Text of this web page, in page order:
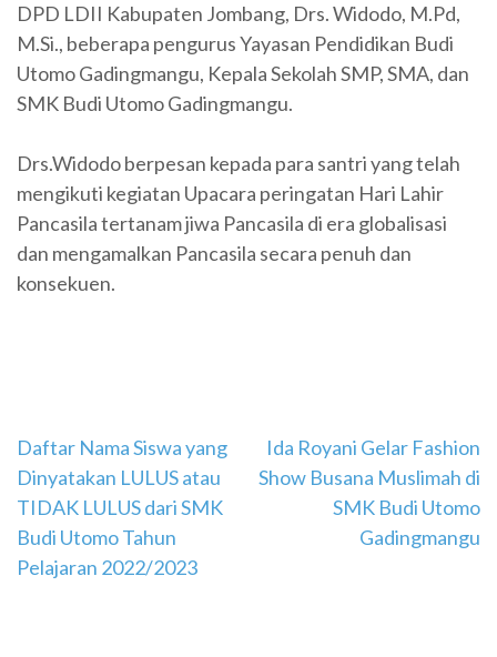
DPD LDII Kabupaten Jombang, Drs. Widodo, M.Pd,
M.Si., beberapa pengurus Yayasan Pendidikan Budi
Utomo Gadingmangu, Kepala Sekolah SMP, SMA, dan
SMK Budi Utomo Gadingmangu.
Drs.Widodo berpesan kepada para santri yang telah
mengikuti kegiatan Upacara peringatan Hari Lahir
Pancasila tertanam jiwa Pancasila di era globalisasi
dan mengamalkan Pancasila secara penuh dan
konsekuen.
Navigasi
pos
Daftar Nama Siswa yang
Dinyatakan LULUS atau
TIDAK LULUS dari SMK
Budi Utomo Tahun
Pelajaran 2022/2023
Ida Royani Gelar Fashion
Show Busana Muslimah di
SMK Budi Utomo
Gadingmangu